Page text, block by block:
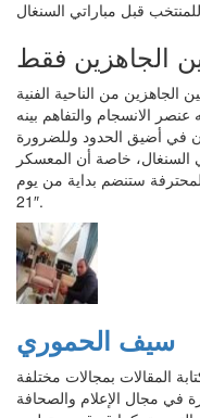
الجاهزين فقط
من الناحية الفنية
عنصر الانسجام والتفاهم بينه
في أضيق الحدود وللضرورة
خاصة أن المعسكر
المحترفة ستنضم بداية من يوم
21″.
سيف الحموري
حيث أقوم بكتابة المقالات بمجالات مختلفة
في مجال الإعلام والصحافة